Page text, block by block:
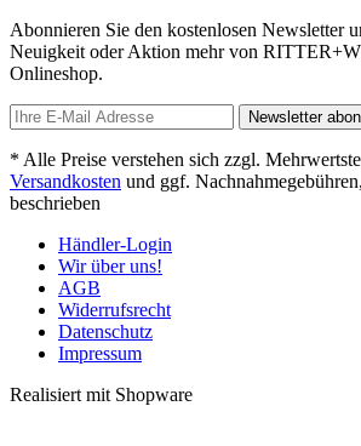
Abonnieren Sie den kostenlosen Newsletter
Neuigkeit oder Aktion mehr von
Onlineshop.
Newsletter
* Alle Preise verstehen sich zzgl.
Versandkosten und ggf.
beschrieben
Händler-Login
Wir über uns!
AGB
Widerrufsrecht
Datenschutz
Impressum
Realisiert mit Shopware